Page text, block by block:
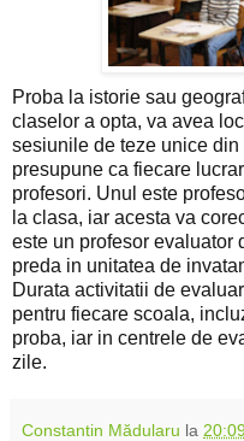
Proba la istorie sau
claselor a opta, va avea
sesiunile de teze unice
presupune ca fiecare
profesori. Unul este
la clasa, iar acesta va
este un profesor evaluator
preda in unitatea de
Durata activitatii de
pentru fiecare scoala,
proba, iar in centrele de
zile.
Constantin Mădularu la